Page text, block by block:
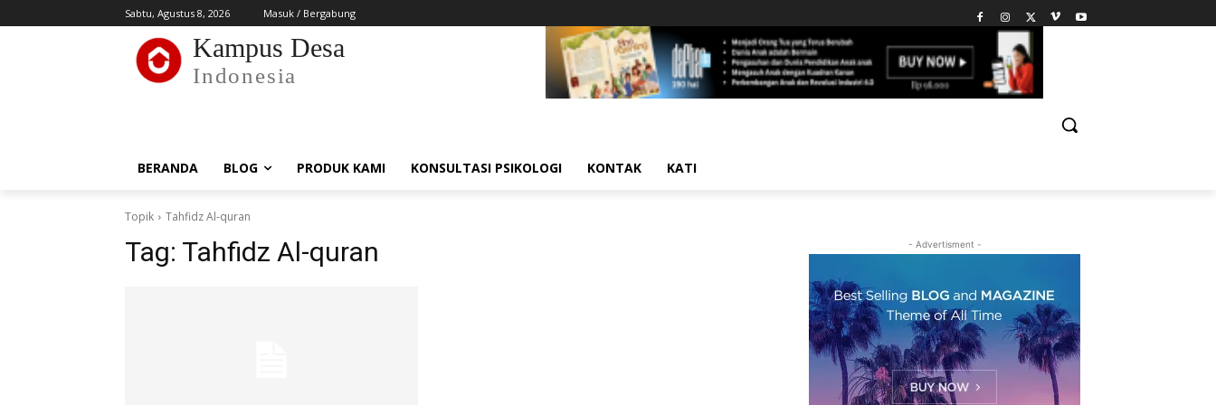
Sabtu, Agustus 8, 2026 Masuk / Bergabung
Kampus Desa
Indonesia
BERANDA BLOG PRODUK KAMI KONSULTASI PSIKOLOGI KONTAK KATI
Topik Tahfidz Al-quran
Tag: Tahfidz Al-quran - Advertisment -